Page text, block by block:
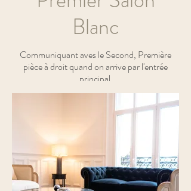
Blanc
Communiquant aves le Second, Première
pièce à droit quand on arrive par l'entrée
principal